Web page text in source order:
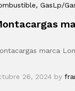
, GasLp/
marca
26, 2024 by